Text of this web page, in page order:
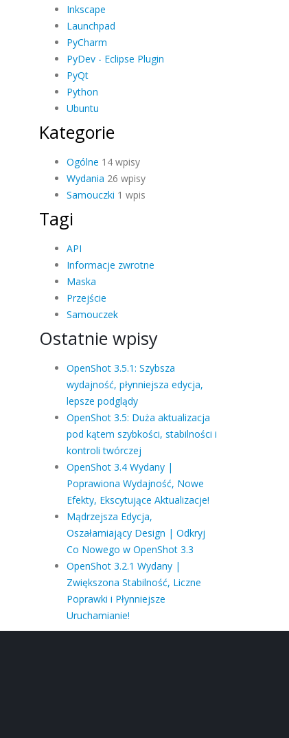
Inkscape
Launchpad
PyCharm
PyDev - Eclipse Plugin
PyQt
Python
Ubuntu
Kategorie
Ogólne 14 wpisy
Wydania 26 wpisy
Samouczki 1 wpis
Tagi
API
Informacje zwrotne
Maska
Przejście
Samouczek
Ostatnie wpisy
OpenShot 3.5.1: Szybsza
wydajność, płynniejsza edycja,
lepsze podglądy
OpenShot 3.5: Duża aktualizacja
pod kątem szybkości, stabilności i
kontroli twórczej
OpenShot 3.4 Wydany |
Poprawiona Wydajność, Nowe
Efekty, Ekscytujące Aktualizacje!
Mądrzejsza Edycja,
Oszałamiający Design | Odkryj
Co Nowego w OpenShot 3.3
OpenShot 3.2.1 Wydany |
Zwiększona Stabilność, Liczne
Poprawki i Płynniejsze
Uruchamianie!